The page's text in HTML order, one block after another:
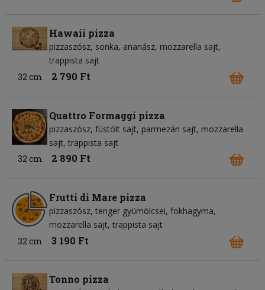
Hawaii pizza
pizzaszósz sonka ananász mozzarella sajt
trappista sajt
32 cm
2 790 Ft
Quattro Formaggi pizza
pizzaszósz füstölt sajt parmezán sajt mozzarella
sajt trappista sajt
32 cm
2 890 Ft
Frutti di Mare pizza
pizzaszósz tenger gyümölcsei fokhagyma
mozzarella sajt trappista sajt
32 cm
3 190 Ft
Tonno pizza